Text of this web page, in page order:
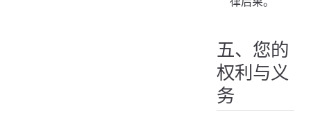
五、您的
权利与义
务